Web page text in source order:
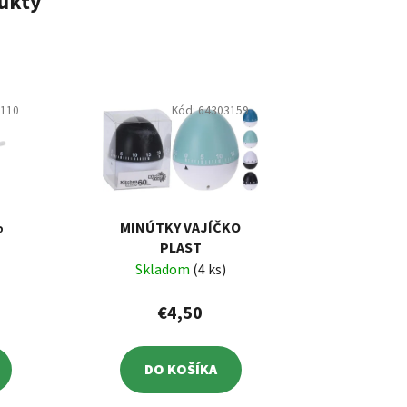
MINÚTKY VAJÍČKO
PLAST
Skladom (4 ks)
€4,50
DO KOŠÍKA
Kód:64303159